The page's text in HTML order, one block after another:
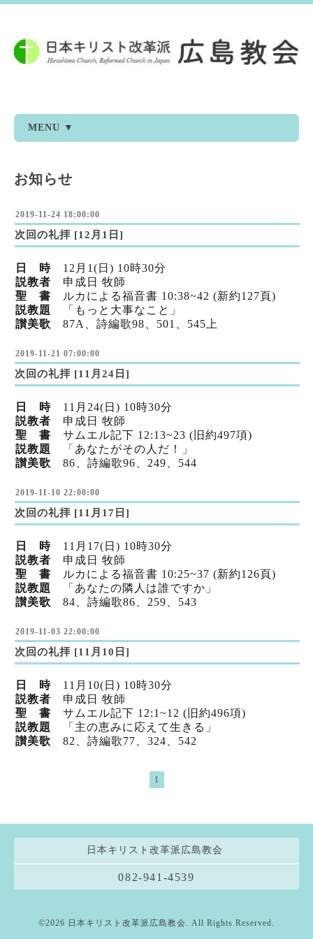
MENU ▼
お知らせ
2019-11-24 18:00:00
次回の礼拝 [12月1日]
日 時 12月1(日) 10時30分
説教者 申成日 牧師
聖 書 ルカによる福音書 10:38~42 (新約127頁)
説教題
「もっと大事なこと」
讃美歌 87A、詩編歌98 、501 、545上
2019-11-21 07:00:00
次回の礼拝 [11月24日]
日 時 11月24(日) 10時30分
説教者 申成日 牧師
聖 書 サムエル記下 12:13~23 (旧約497項)
説教題
「あなたがその人だ！」
讃美歌 86、詩編歌96 、249 、544
2019-11-10 22:00:00
次回の礼拝 [11月17日]
日 時 11月17(日) 10時30分
説教者 申成日 牧師
聖 書 ルカによる福音書 10:25~37 (新約126頁)
説教題
「あなたの隣人は誰ですか」
讃美歌 84、詩編歌86 、259 、543
2019-11-03 22:00:00
次回の礼拝 [11月10日]
日 時 11月10(日) 10時30分
説教者 申成日 牧師
聖 書 サムエル記下 12:1~12 (旧約496項)
説教題
「主の恵みに応えて生きる」
讃美歌 82、詩編歌77 、324 、542
1
日本キリスト改革派広島教会
082-941-4539
©2026 日本キリスト改革派広島教会. All Rights Reserved.